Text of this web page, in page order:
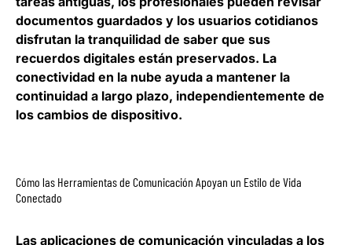
documentos guardados y los usuarios cotidianos
disfrutan la tranquilidad de saber que sus
recuerdos digitales están preservados. La
conectividad en la nube ayuda a mantener la
continuidad a largo plazo, independientemente de
los cambios de dispositivo.
Cómo las Herramientas de Comunicación Apoyan un Estilo de Vida
Conectado
Las aplicaciones de comunicación vinculadas a los